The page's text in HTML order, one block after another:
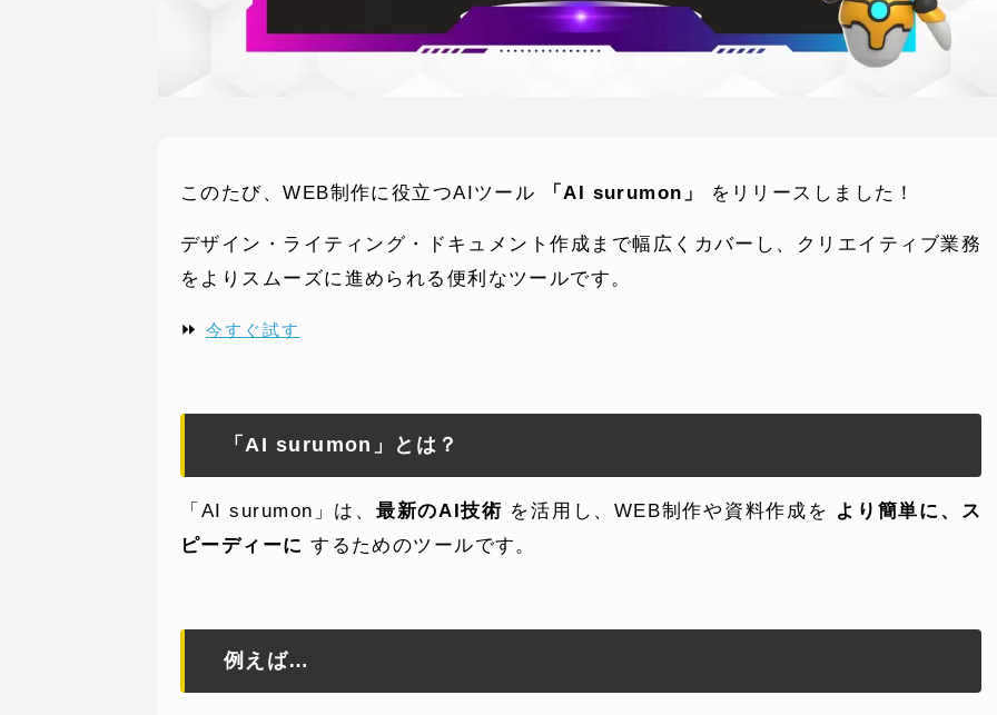
このたび、WEB制作に役立つAIツール 「AI surumon」 をリリースしました！
デザイン・ライティング・ドキュメント作成まで幅広くカバーし、クリエイティブ業務
をよりスムーズに進められる便利なツールです。
⏩ 今すぐ試す
「AI surumon」とは？
「AI surumon」は、 最新のAI技術 を活用し、WEB制作や資料作成を より簡単に、ス
ピーディーに するためのツールです。
例えば…